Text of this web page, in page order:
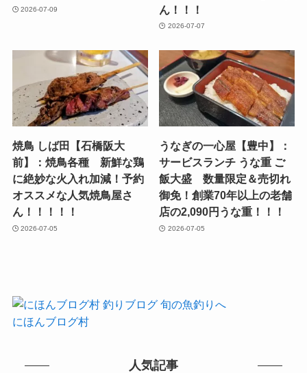
2026-07-09
ん！！！
2026-07-07
焼鳥 しば田【石橋阪大
前】：焼鳥各種 新鮮な鶏
に絶妙な火入れ加減！予約
オススメな人気焼鳥屋さ
ん！！！！！
2026-07-05
うなぎの一心屋【豊中】：
サービスランチ うな重 ご
飯大盛 数量限定＆売切れ
御免！創業70年以上の老舗
店の2,090円うな重！！！
2026-07-05
にほんブログ村
人気記事